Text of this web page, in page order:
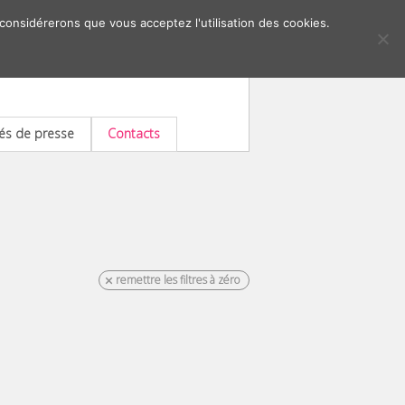
de presse Contacts
remettre les filtres à zéro
que vous acceptez l'utilisation des cookies.